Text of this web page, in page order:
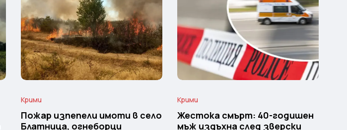
Крими
Пожар изпепели имоти в село
Блатница, огнеборци
Крими
Жестока смърт: 40-годишен
мъж издъхна след зверски